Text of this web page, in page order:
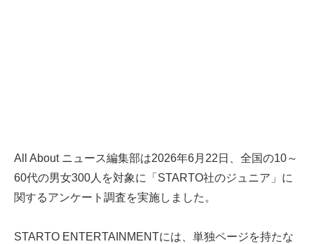
All About ニュース編集部は2026年6月22日、全国の10～
60代の男女300人を対象に「STARTO社のジュニア」に
関するアンケート調査を実施しました。
STARTO ENTERTAINMENTには、単独ページを持たな